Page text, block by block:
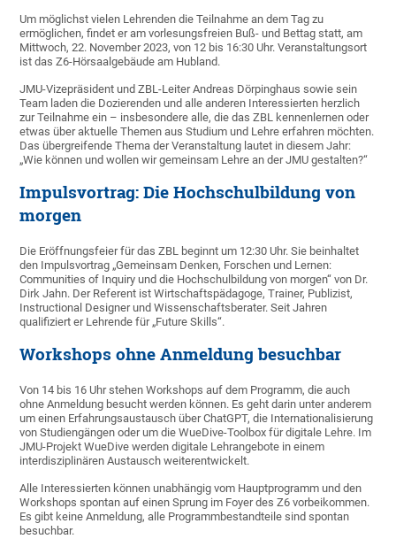
Um möglichst vielen Lehrenden die Teilnahme an dem Tag zu
ermöglichen, findet er am vorlesungsfreien Buß- und Bettag statt, am
Mittwoch, 22. November 2023, von 12 bis 16:30 Uhr. Veranstaltungsort
ist das Z6-Hörsaalgebäude am Hubland.
JMU-Vizepräsident und ZBL-Leiter Andreas Dörpinghaus sowie sein
Team laden die Dozierenden und alle anderen Interessierten herzlich
zur Teilnahme ein – insbesondere alle, die das ZBL kennenlernen oder
etwas über aktuelle Themen aus Studium und Lehre erfahren möchten.
Das übergreifende Thema der Veranstaltung lautet in diesem Jahr:
„Wie können und wollen wir gemeinsam Lehre an der JMU gestalten?“
Impulsvortrag: Die Hochschulbildung von
morgen
Die Eröffnungsfeier für das ZBL beginnt um 12:30 Uhr. Sie beinhaltet
den Impulsvortrag „Gemeinsam Denken, Forschen und Lernen:
Communities of Inquiry und die Hochschulbildung von morgen“ von Dr.
Dirk Jahn. Der Referent ist Wirtschaftspädagoge, Trainer, Publizist,
Instructional Designer und Wissenschaftsberater. Seit Jahren
qualifiziert er Lehrende für „Future Skills“.
Workshops ohne Anmeldung besuchbar
Von 14 bis 16 Uhr stehen Workshops auf dem Programm, die auch
ohne Anmeldung besucht werden können. Es geht darin unter anderem
um einen Erfahrungsaustausch über ChatGPT, die Internationalisierung
von Studiengängen oder um die WueDive-Toolbox für digitale Lehre. Im
JMU-Projekt WueDive werden digitale Lehrangebote in einem
interdisziplinären Austausch weiterentwickelt.
Alle Interessierten können unabhängig vom Hauptprogramm und den
Workshops spontan auf einen Sprung im Foyer des Z6 vorbeikommen.
Es gibt keine Anmeldung, alle Programmbestandteile sind spontan
besuchbar.